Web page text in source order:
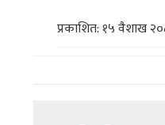
प्रकाशित: १५ वैशाख